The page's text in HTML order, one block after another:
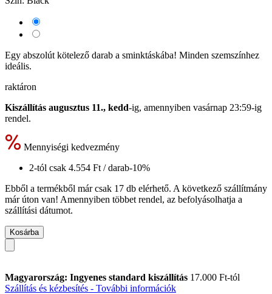
Egy abszolút kötelező darab a sminktáskába! Minden szemszínhez
ideális.
raktáron
Kiszállítás augusztus 11., kedd-ig, amennyiben vasárnap 23:59-ig
rendel.
Mennyiségi kedvezmény
2-tól csak 4.554 Ft / darab-10%
Ebből a termékből már csak 17 db elérhető. A következő szállítmány
már úton van! Amennyiben többet rendel, az befolyásolhatja a
szállítási dátumot.
Kosárba
Magyarország: Ingyenes standard kiszállítás 17.000 Ft-tól
Szállítás és kézbesítés - További információk